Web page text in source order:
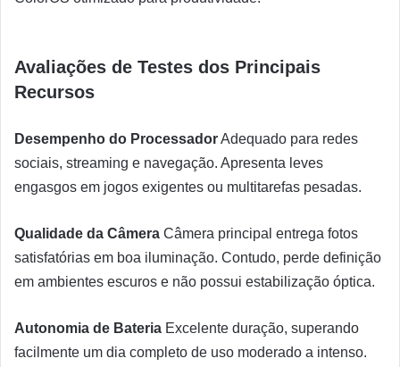
Avaliações de Testes dos Principais
Recursos
Desempenho do ProcessadorAdequado para redes
sociais, streaming e navegação. Apresenta leves
engasgos em jogos exigentes ou multitarefas pesadas.
Qualidade da Câmera Câmera principal entrega fotos
satisfatórias em boa iluminação. Contudo, perde definição
em ambientes escuros e não possui estabilização óptica.
Autonomia de Bateria Excelente duração, superando
facilmente um dia completo de uso moderado a intenso.